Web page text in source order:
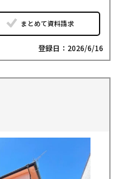
まとめて資料請求
登録日：2026/6/16